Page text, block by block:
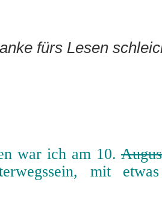
fürs Lesen
war ich am 10.
mit